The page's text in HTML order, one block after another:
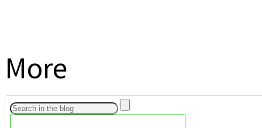
More